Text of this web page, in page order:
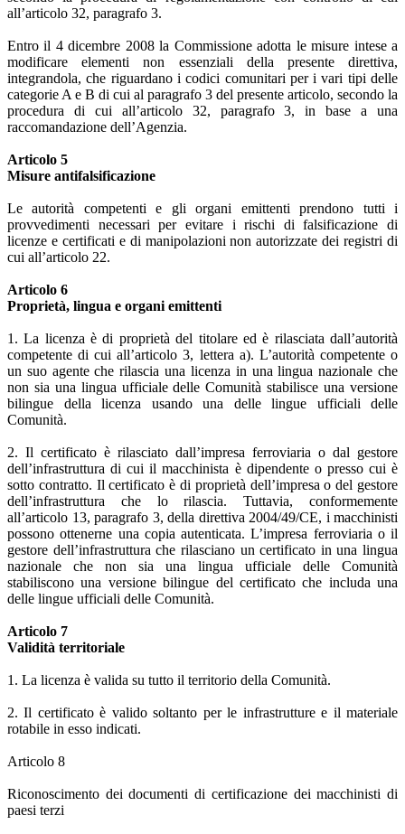
all’articolo 32, paragrafo 3.
Entro il 4 dicembre 2008 la Commissione adotta le misure intese a
modificare elementi non essenziali della presente direttiva,
integrandola, che riguardano i codici comunitari per i vari tipi delle
categorie A e B di cui al paragrafo 3 del presente articolo, secondo la
procedura di cui all’articolo 32, paragrafo 3, in base a una
raccomandazione dell’Agenzia.
Articolo 5
Misure antifalsificazione
Le autorità competenti e gli organi emittenti prendono tutti i
provvedimenti necessari per evitare i rischi di falsificazione di
licenze e certificati e di manipolazioni non autorizzate dei registri di
cui all’articolo 22.
Articolo 6
Proprietà, lingua e organi emittenti
1. La licenza è di proprietà del titolare ed è rilasciata dall’autorità
competente di cui all’articolo 3, lettera a). L’autorità competente o
un suo agente che rilascia una licenza in una lingua nazionale che
non sia una lingua ufficiale delle Comunità stabilisce una versione
bilingue della licenza usando una delle lingue ufficiali delle
Comunità.
2. Il certificato è rilasciato dall’impresa ferroviaria o dal gestore
dell’infrastruttura di cui il macchinista è dipendente o presso cui è
sotto contratto. Il certificato è di proprietà dell’impresa o del gestore
dell’infrastruttura che lo rilascia. Tuttavia, conformemente
all’articolo 13, paragrafo 3, della direttiva 2004/49/CE, i macchinisti
possono ottenerne una copia autenticata. L’impresa ferroviaria o il
gestore dell’infrastruttura che rilasciano un certificato in una lingua
nazionale che non sia una lingua ufficiale delle Comunità
stabiliscono una versione bilingue del certificato che includa una
delle lingue ufficiali delle Comunità.
Articolo 7
Validità territoriale
1. La licenza è valida su tutto il territorio della Comunità.
2. Il certificato è valido soltanto per le infrastrutture e il materiale
rotabile in esso indicati.
Articolo 8
Riconoscimento dei documenti di certificazione dei macchinisti di
paesi terzi